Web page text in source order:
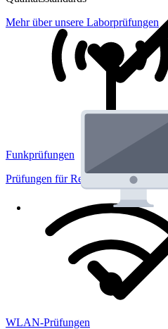
Mehr über unsere Laborprüfungen
Funkprüfungen
Prüfungen für Regulatorik und
WLAN-Prüfungen